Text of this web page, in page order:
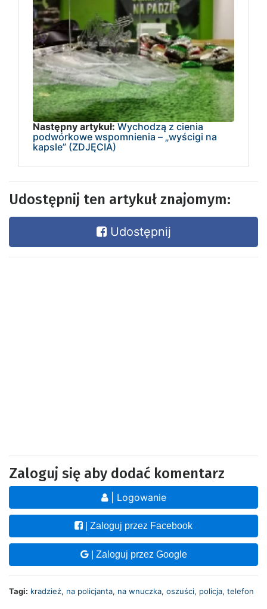
Następny artykuł: Wychodzą z cienia
podwórkowe wspomnienia – „wyścigi na
kapsle” (ZDJĘCIA)
Udostępnij ten artykuł znajomym:
Udostępnij
Zaloguj się aby dodać komentarz
| Logowanie
| Zaloguj przez Facebook
| Zaloguj przez Google
Tagi: kradzież, na policjanta, na wnuczka, oszuści, policja, telefon